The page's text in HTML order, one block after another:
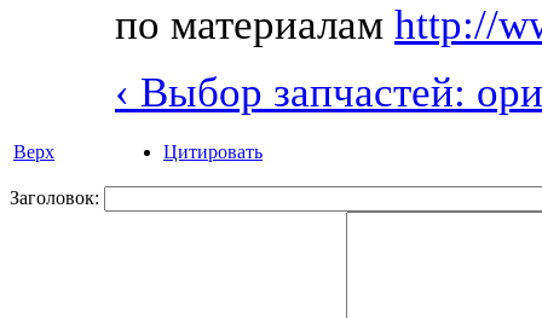
по материалам http://
‹ Выбор запчастей:
Верх Цитировать
Заголовок: